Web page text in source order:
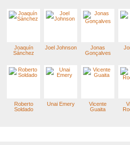
Joaquín
Sánchez
Joel Johnson
Jonas
Gonçalves
Roberto
Soldado
Unai Emery
Vicente
Guaita